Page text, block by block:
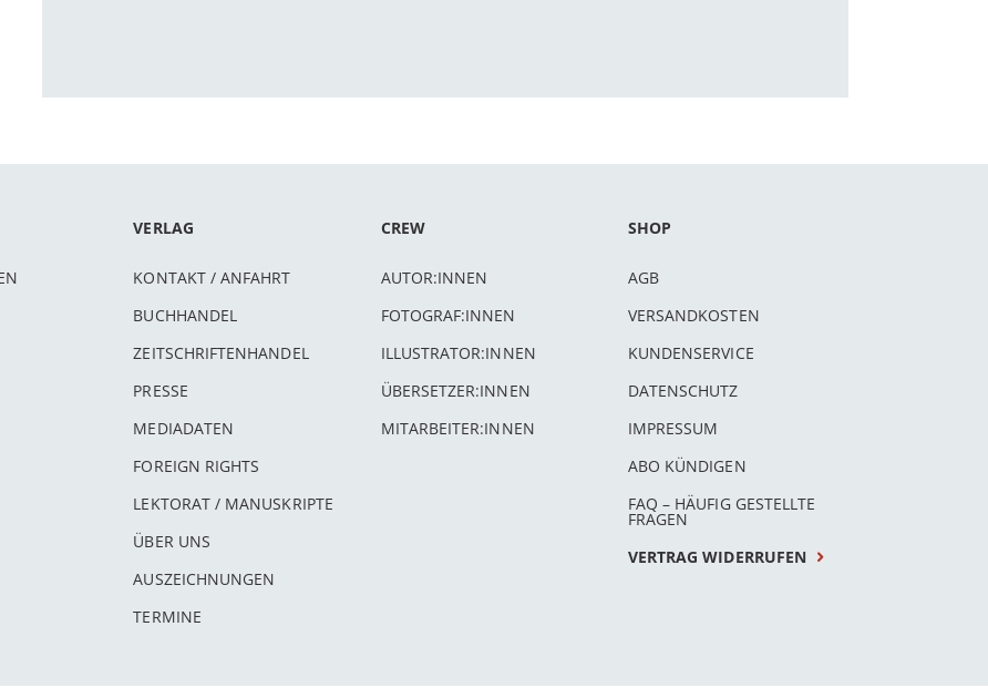
VERLAG
KONTAKT / ANFAHRT
BUCHHANDEL
ZEITSCHRIFTENHANDEL
PRESSE
MEDIADATEN
FOREIGN RIGHTS
LEKTORAT / MANUSKRIPTE
ÜBER UNS
AUSZEICHNUNGEN
TERMINE
CREW
AUTOR:INNEN
FOTOGRAF:INNEN
ILLUSTRATOR:INNEN
ÜBERSETZER:INNEN
MITARBEITER:INNEN
SHOP
AGB
VERSANDKOSTEN
KUNDENSERVICE
DATENSCHUTZ
IMPRESSUM
ABO KÜNDIGEN
FAQ – HÄUFIG GESTELLTE
FRAGEN
VERTRAG WIDERRUFEN